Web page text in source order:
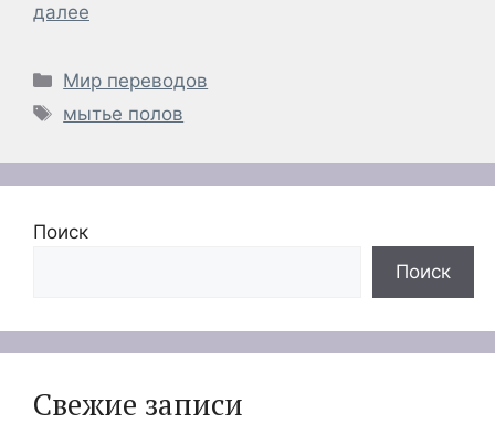
далее
Рубрики
Мир переводов
Метки
мытье полов
Поиск
Поиск
Свежие записи